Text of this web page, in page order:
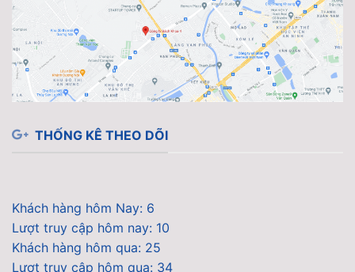
THỐNG KÊ THEO DÕI
Khách hàng hôm Nay: 6
Lượt truy cập hôm nay: 10
Khách hàng hôm qua: 25
Lượt truy cập hôm qua: 34